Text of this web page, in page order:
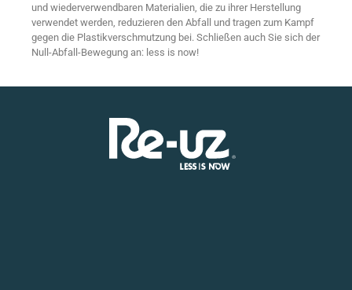
und wiederverwendbaren Materialien, die zu ihrer Herstellung
verwendet werden, reduzieren den Abfall und tragen zum Kampf
gegen die Plastikverschmutzung bei. Schließen auch Sie sich der
Null-Abfall-Bewegung an: less is now!